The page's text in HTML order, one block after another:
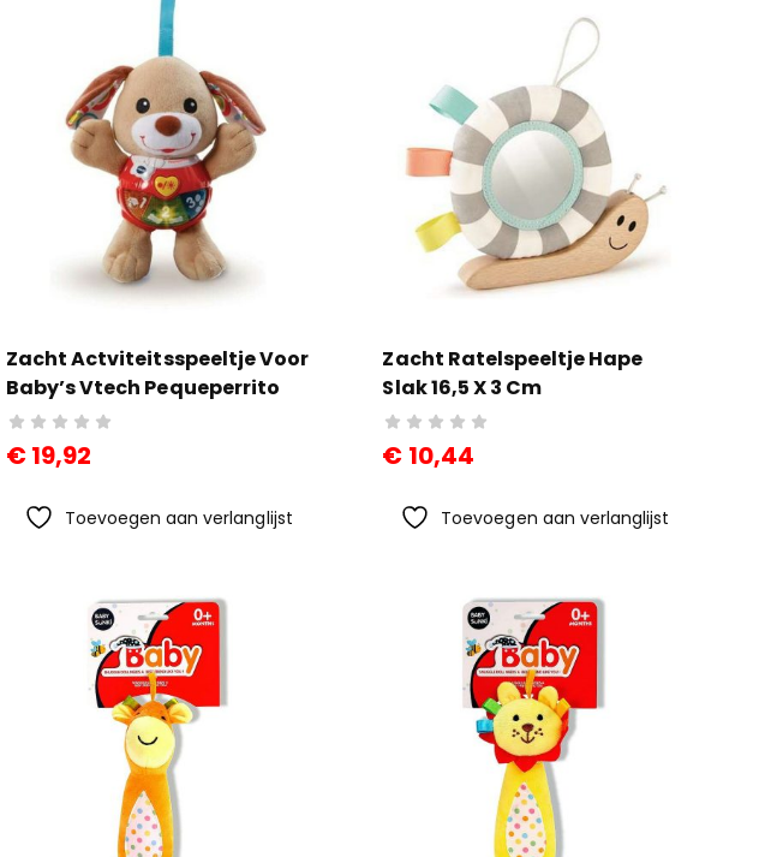
€55,10
Afstandsbediening
LaFerrari 1:24
(4 Stuks)
€ 60,91
Zacht Actviteitsspeeltje Voor
Baby’s Vtech Pequeperrito
(ES)
€19,92
Toevoegen aan verlanglijst
Zacht Ratelspeeltje Hape
Slak 16,5 X 3 Cm
€ 10,44
Toevoegen aan verlanglijst